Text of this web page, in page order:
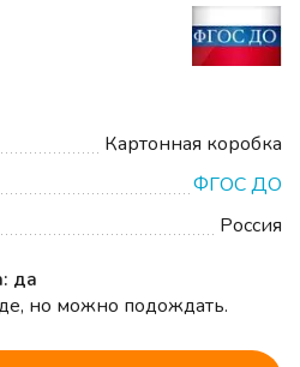
Картонная коробка
ФГОС ДО
Россия
да
но можно подождать.